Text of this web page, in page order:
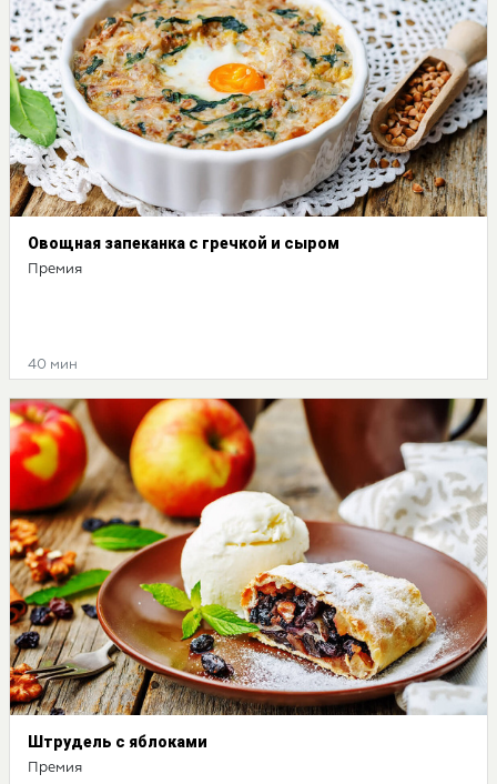
Овощная запеканка с гречкой и сыром
Премия
40 мин
Штрудель с яблоками
Премия